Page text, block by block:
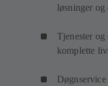
løsninger og
Tjenester og
komplette